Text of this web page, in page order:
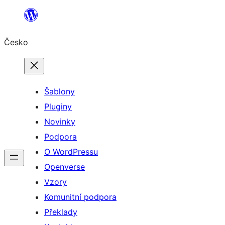
Přeskočit
obsah
Česko
Šablony
Pluginy
Novinky
Podpora
O WordPressu
Openverse
Vzory
Komunitní podpora
Překlady